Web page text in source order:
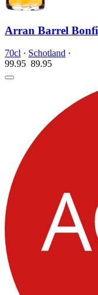
Arran Barrel
70cl · Schotland ·
99.95 89.95